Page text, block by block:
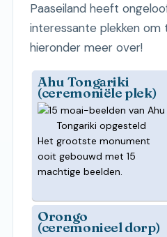
Paaseiland heeft
interessante plekken om
hieronder meer over!
Ahu Tongariki
(ceremoniële plek)
Het grootste monument
ooit gebouwd met 15
machtige beelden.
Orongo
(ceremonieel dorp)